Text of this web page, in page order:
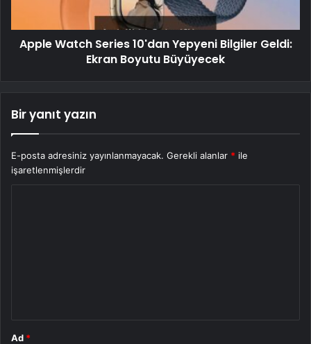
Apple Watch Series 10'dan Yepyeni Bilgiler Geldi:
Ekran Boyutu Büyüyecek
Bir yanıt yazın
E-posta adresiniz yayınlanmayacak. Gerekli alanlar * ile
işaretlenmişlerdir
Ad *